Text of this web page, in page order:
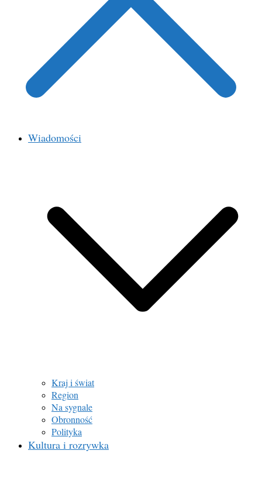
Wiadomości
Kraj i świat
Region
Na sygnale
Obronność
Polityka
Kultura i rozrywka